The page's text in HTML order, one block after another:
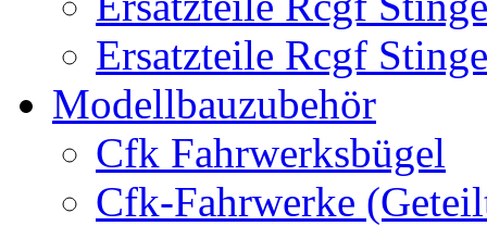
Ersatzteile Rcgf
Modellbauzubehör
Cfk Fahrwerksbügel
Cfk-Fahrwerke